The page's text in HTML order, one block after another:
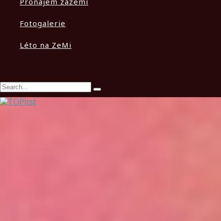
Fotogalerie
Léto na ZeMi